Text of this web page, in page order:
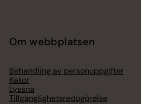
Om webbplatsen
Behandling av personuppgifter
Kakor
Lyssna
Tillgänglighetsredogörelse